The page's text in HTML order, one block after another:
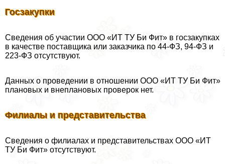
Госзакупки
Сведения об участии ООО «ИТ ТУ Би Фит» в госзакупках
в качестве поставщика или заказчика по 44-ФЗ, 94-ФЗ и
223-ФЗ отсутствуют.
Данных о проведении в отношении ООО «ИТ ТУ Би Фит»
плановых и внеплановых проверок нет.
Филиалы и представительства
Сведения о филиалах и представительствах ООО «ИТ
ТУ Би Фит» отсутствуют.